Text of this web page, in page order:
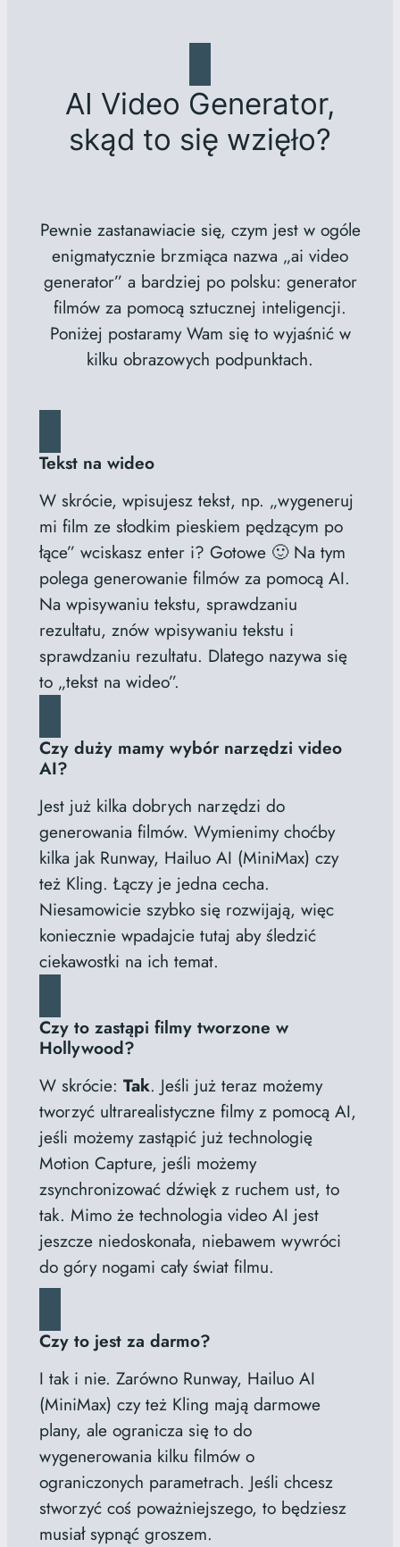
AI Video Generator,
skąd to się wzięło?
Pewnie zastanawiacie się, czym jest w ogóle
enigmatycznie brzmiąca nazwa „ai video
generator” a bardziej po polsku: generator
filmów za pomocą sztucznej inteligencji.
Poniżej postaramy Wam się to wyjaśnić w
kilku obrazowych podpunktach.
Tekst na wideo
W skrócie, wpisujesz tekst, np. „wygeneruj
mi film ze słodkim pieskiem pędzącym po
łące” wciskasz enter i? Gotowe 🙂 Na tym
polega generowanie filmów za pomocą AI.
Na wpisywaniu tekstu, sprawdzaniu
rezultatu, znów wpisywaniu tekstu i
sprawdzaniu rezultatu. Dlatego nazywa się
to „tekst na wideo”.
Czy duży mamy wybór narzędzi video
AI?
Jest już kilka dobrych narzędzi do
generowania filmów. Wymienimy choćby
kilka jak Runway, Hailuo AI (MiniMax) czy
też Kling. Łączy je jedna cecha.
Niesamowicie szybko się rozwijają, więc
koniecznie wpadajcie tutaj aby śledzić
ciekawostki na ich temat.
Czy to zastąpi filmy tworzone w
Hollywood?
W skrócie: Tak. Jeśli już teraz możemy
tworzyć ultrarealistyczne filmy z pomocą AI,
jeśli możemy zastąpić już technologię
Motion Capture, jeśli możemy
zsynchronizować dźwięk z ruchem ust, to
tak. Mimo że technologia video AI jest
jeszcze niedoskonała, niebawem wywróci
do góry nogami cały świat filmu.
Czy to jest za darmo?
I tak i nie. Zarówno Runway, Hailuo AI
(MiniMax) czy też Kling mają darmowe
plany, ale ogranicza się to do
wygenerowania kilku filmów o
ograniczonych parametrach. Jeśli chcesz
stworzyć coś poważniejszego, to będziesz
musiał sypnąć groszem.